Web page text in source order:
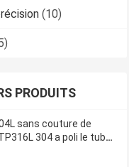
(10)
PRODUITS
sans couture de
304 a poli le tube